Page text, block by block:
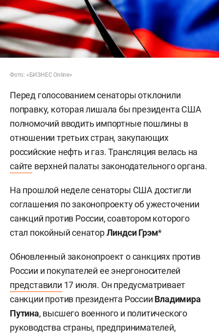
Фото: «БИЗНЕС Online»
Перед голосованием сенаторы отклонили
поправку, которая лишала бы президента США
полномочий вводить импортные пошлины в
отношении третьих стран, закупающих
российские нефть и газ. Трансляция велась на
сайте верхней палаты законодательного органа.
На прошлой неделе сенаторы США достигли
соглашения по законопроекту об ужесточении
санкций против России, соавтором которого
стал покойный сенаторЛиндси Грэм*
Обновленный законопроект о санкциях против
России и покупателей ее энергоносителей
представили 17 июля. Он предусматривает
санкции против президента России Владимира
Путина, высшего военного и политического
руководства страны, предпринимателей,